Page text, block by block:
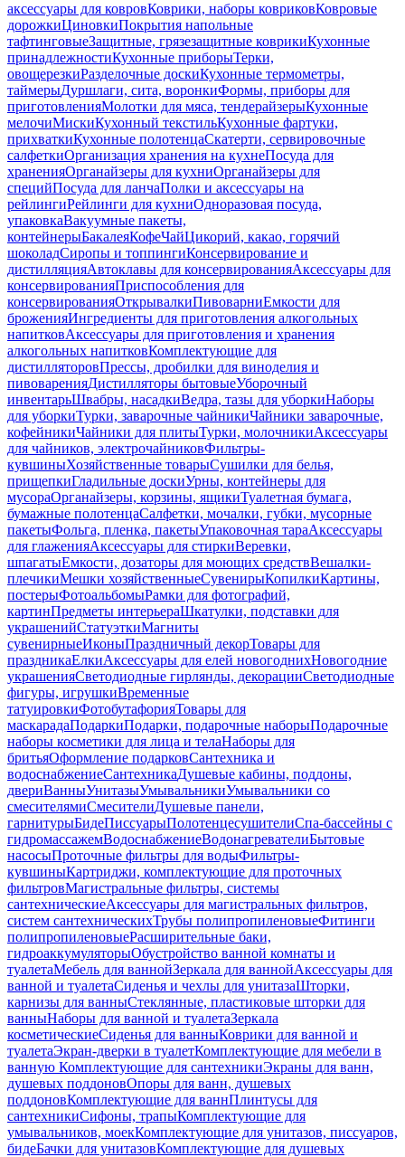
аксессуары для ковровКоврики, наборы ковриковКовровые
дорожкиЦиновкиПокрытия напольные
тафтинговыеЗащитные, грязезащитные коврикиКухонные
принадлежностиКухонные приборыТерки,
овощерезкиРазделочные доскиКухонные термометры,
таймерыДуршлаги, сита, воронкиФормы, приборы для
приготовленияМолотки для мяса, тендерайзерыКухонные
мелочиМискиКухонный текстильКухонные фартуки,
прихваткиКухонные полотенцаСкатерти, сервировочные
салфеткиОрганизация хранения на кухнеПосуда для
храненияОрганайзеры для кухниОрганайзеры для
специйПосуда для ланчаПолки и аксессуары на
рейлингиРейлинги для кухниОдноразовая посуда,
упаковкаВакуумные пакеты,
контейнерыБакалеяКофеЧайЦикорий, какао, горячий
шоколадСиропы и топпингиКонсервирование и
дистилляцияАвтоклавы для консервированияАксессуары для
консервированияПриспособления для
консервированияОткрывалкиПивоварниЕмкости для
броженияИнгредиенты для приготовления алкогольных
напитковАксессуары для приготовления и хранения
алкогольных напитковКомплектующие для
дистилляторовПрессы, дробилки для виноделия и
пивоваренияДистилляторы бытовыеУборочный
инвентарьШвабры, насадкиВедра, тазы для уборкиНаборы
для уборкиТурки, заварочные чайникиЧайники заварочные,
кофейникиЧайники для плитыТурки, молочникиАксессуары
для чайников, электрочайниковФильтры-
кувшиныХозяйственные товарыСушилки для белья,
прищепкиГладильные доскиУрны, контейнеры для
мусораОрганайзеры, корзины, ящикиТуалетная бумага,
бумажные полотенцаСалфетки, мочалки, губки, мусорные
пакетыФольга, пленка, пакетыУпаковочная тараАксессуары
для глаженияАксессуары для стиркиВеревки,
шпагатыЕмкости, дозаторы для моющих средствВешалки-
плечикиМешки хозяйственныеСувенирыКопилкиКартины,
постерыФотоальбомыРамки для фотографий,
картинПредметы интерьераШкатулки, подставки для
украшенийСтатуэткиМагниты
сувенирныеИконыПраздничный декорТовары для
праздникаЕлкиАксессуары для елей новогоднихНовогодние
украшенияСветодиодные гирлянды, декорацииСветодиодные
фигуры, игрушкиВременные
татуировкиФотобутафорияТовары для
маскарадаПодаркиПодарки, подарочные наборыПодарочные
наборы косметики для лица и телаНаборы для
бритьяОформление подарковСантехника и
водоснабжениеСантехникаДушевые кабины, поддоны,
двериВанныУнитазыУмывальникиУмывальники со
смесителямиСмесителиДушевые панели,
гарнитурыБидеПиссуарыПолотенцесушителиСпа-бассейны с
гидромассажемВодоснабжениеВодонагревателиБытовые
насосыПроточные фильтры для водыФильтры-
кувшиныКартриджи, комплектующие для проточных
фильтровМагистральные фильтры, системы
сантехническиеАксессуары для магистральных фильтров,
систем сантехническихТрубы полипропиленовыеФитинги
полипропиленовыеРасширительные баки,
гидроаккумуляторыОбустройство ванной комнаты и
туалетаМебель для ваннойЗеркала для ваннойАксессуары для
ванной и туалетаСиденья и чехлы для унитазаШторки,
карнизы для ванныСтеклянные, пластиковые шторки для
ванныНаборы для ванной и туалетаЗеркала
косметическиеСиденья для ванныКоврики для ванной и
туалетаЭкран-дверки в туалетКомплектующие для мебели в
ванную Комплектующие для сантехникиЭкраны для ванн,
душевых поддоновОпоры для ванн, душевых
поддоновКомплектующие для ваннПлинтусы для
сантехникиСифоны, трапыКомплектующие для
умывальников, моекКомплектующие для унитазов, писсуаров,
бидеБачки для унитазовКомплектующие для душевых